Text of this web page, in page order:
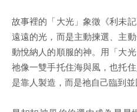
故事裡的「大光」象徵《利未
遠遠的光，而是主動揀選、主
動悅納人的順服的神。用「大
祂像一雙手托住海與風，也托
是靠人製造，而是祂自己臨到並